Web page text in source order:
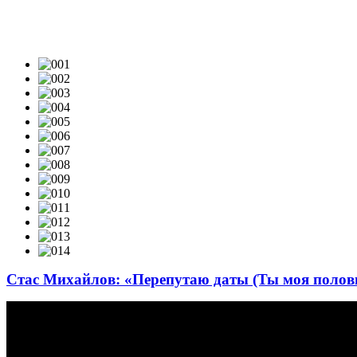
Стас Михайлов: «Перепутаю даты (Ты моя